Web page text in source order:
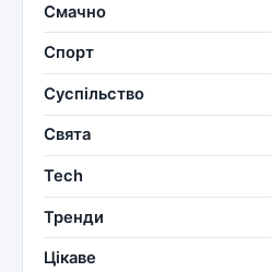
Смачно
Спорт
Суспільство
Свята
Tech
Тренди
Цікаве